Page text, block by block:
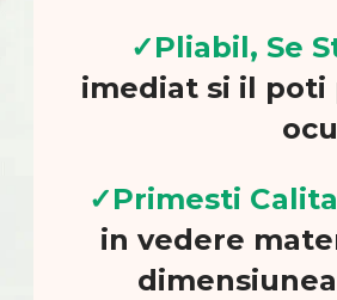
✓Pliabil, Se
imediat si il poti
✓Primesti
in vedere